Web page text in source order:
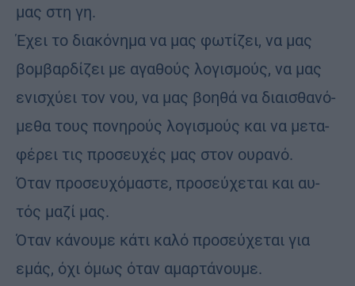
μας στη γη.
Έχει το δια­κό­νη­μα να μας φω­τί­ζει, να μας
βομ­βαρ­δί­ζει με αγα­θούς λο­γι­σμούς, να μας
ενι­σχύ­ει τον νου, να μας βο­η­θά να διαι­σθα­νό­
με­θα τους πο­νη­ρούς λο­γι­σμούς και να με­τα­
φέ­ρει τις προ­σευ­χές μας στον ου­ρα­νό.
Όταν προ­σευ­χό­μα­στε, προ­σεύ­χε­ται και αυ­
τός μαζί μας.
Όταν κά­νου­με κάτι καλό προ­σεύ­χε­ται για
εμάς, όχι όμως όταν αμαρ­τά­νου­με.